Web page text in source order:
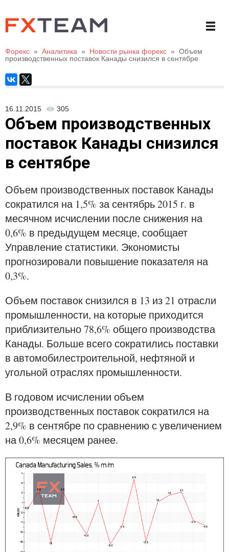
Форекс » Аналитика » Новости рынка форекс » Объем
производственных поставок Канады снизился в сентябре
16.11.2015 305
Объем производственных
поставок Канады снизился
в сентябре
Объем производственных поставок Канады
сократился на 1,5% за сентябрь 2015 г. в
месячном исчислении после снижения на
0,6% в предыдущем месяце, сообщает
Управление статистики. Экономисты
прогнозировали повышение показателя на
0,3%.
Объем поставок снизился в 13 из 21 отрасли
промышленности, на которые приходится
приблизительно 78,6% общего производства
Канады. Больше всего сократились поставки
в автомобилестроительной, нефтяной и
угольной отраслях промышленности.
В годовом исчислении объем
производственных поставок сократился на
2,9% в сентябре по сравнению с увеличением
на 0,6% месяцем ранее.